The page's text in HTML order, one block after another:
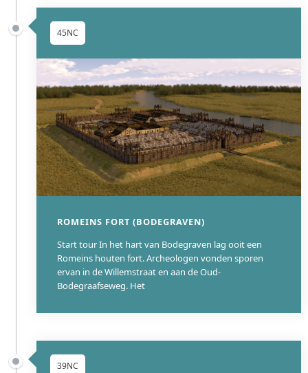
45NC
ROMEINS FORT (BODEGRAVEN)
Start tour In het hart van Bodegraven lag ooit een
Romeins houten fort. Archeologen vonden sporen
ervan in de Willemstraat en aan de Oud-
Bodegraafseweg. Het
39NC